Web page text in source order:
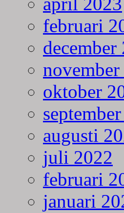
februari
december
oktober
augusti
juli 2022
februari
januari